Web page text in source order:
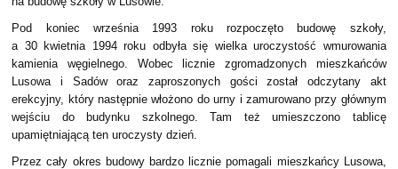
Pod koniec września 1993 roku rozpoczęto budowę szkoły,
a 30 kwietnia 1994 roku odbyła się wielka uroczystość wmurowania
kamienia węgielnego. Wobec licznie zgromadzonych mieszkańców
Lusowa i Sadów oraz zaproszonych gości został odczytany akt
erekcyjny, który następnie włożono do urny i zamurowano przy głównym
wejściu do budynku szkolnego. Tam też umieszczono tablicę
upamiętniającą ten uroczysty dzień.
Przez cały okres budowy bardzo licznie pomagali mieszkańcy Lusowa,